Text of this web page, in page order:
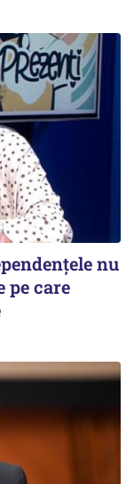
nu
pe care